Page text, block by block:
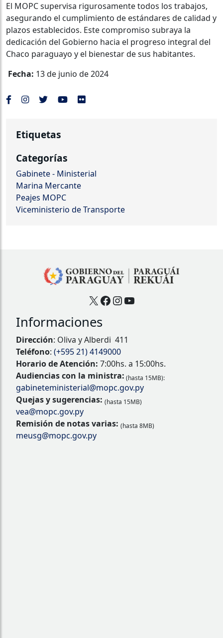
El MOPC supervisa rigurosamente todos los trabajos,
asegurando el cumplimiento de estándares de calidad y
plazos establecidos. Este compromiso subraya la
dedicación del Gobierno hacia el progreso integral del
Chaco paraguayo y el bienestar de sus habitantes.
Fecha: 13 de junio de 2024
Etiquetas
Categorías
Gabinete - Ministerial
Marina Mercante
Peajes MOPC
Viceministerio de Transporte
X Facebook
Instagram
YouTube
Informaciones
Dirección: Oliva y Alberdi 411
Teléfono: (+595 21) 4149000
Horario de Atención: 7:00hs. a 15:00hs.
Audiencias con la ministra: (hasta 15MB):
gabineteministerial@mopc.gov.py
Quejas y sugerencias: (hasta 15MB)
vea@mopc.gov.py
Remisión de notas varias: (hasta 8MB)
meusg@mopc.gov.py